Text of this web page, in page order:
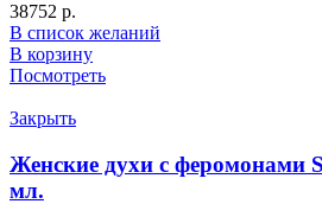
38752 р.
В список желаний
В корзину
Посмотреть
Закрыть
Женские духи с феромонами
мл.